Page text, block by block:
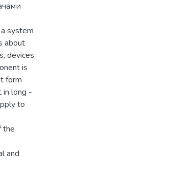
system
about
devices
is
form
in long -
to
the
and